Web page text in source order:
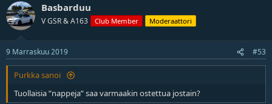
Basbarduu
V GSR & A163 Club Member Moderaattori
9 Marraskuu 2019 #53
Purkka sanoi
Tuollaisia ”nappeja” saa varmaakin ostettua jostain?